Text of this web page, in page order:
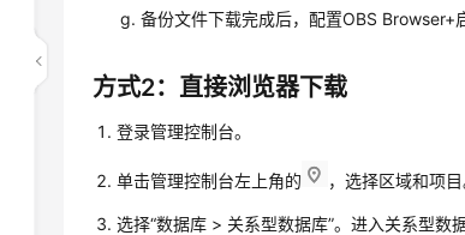
备份文件下载完成后，配置OBS Browser+
方式2：直接浏览器下载
登录管理控制台。
单击管理控制台左上角的 ，选择区域和项目
选择“数据库 > 关系型数据库”。进入关系型数